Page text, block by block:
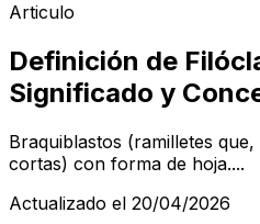
Articulo
Definición de
Significado y
Braquiblastos (ramilletes
cortas) con forma de hoja....
Actualizado el 20/04/2026